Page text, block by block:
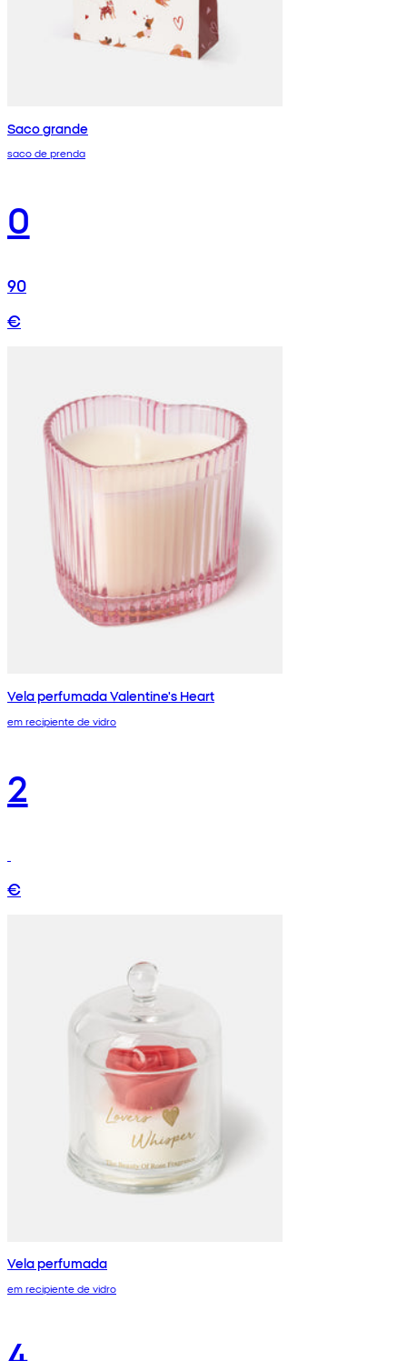
Saco grande
saco de prenda
0
90
€
Vela perfumada Valentine's Heart
em recipiente de vidro
2
€
Vela perfumada
em recipiente de vidro